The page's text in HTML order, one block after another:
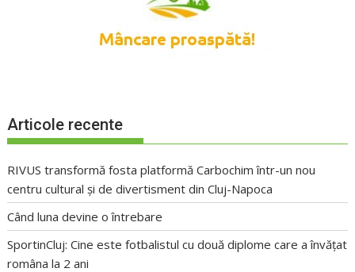
Articole recente
RIVUS transformă fosta platformă Carbochim într-un nou
centru cultural și de divertisment din Cluj-Napoca
Când luna devine o întrebare
SportinCluj: Cine este fotbalistul cu două diplome care a învățat
româna la 2 ani